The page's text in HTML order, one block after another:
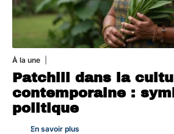
À la une
Patchili dans la
contemporaine :
politique
En savoir plus